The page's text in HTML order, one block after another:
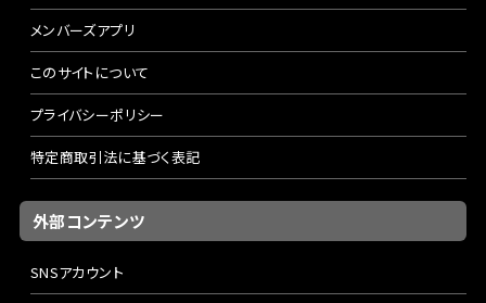
メンバーズアプリ
このサイトについて
プライバシーポリシー
特定商取引法に基づく表記
外部コンテンツ
SNSアカウント